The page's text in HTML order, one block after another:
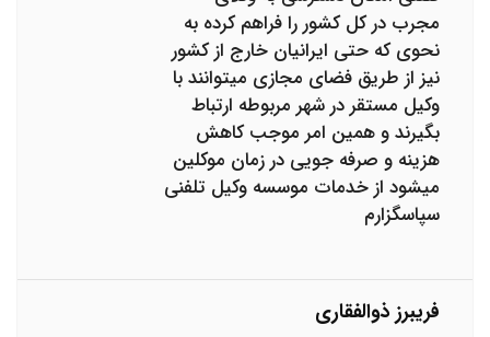
مجرب در کل کشور را فراهم کرده به
نحوی که حتی ایرانیان خارج از کشور
نیز از طریق فضای مجازی میتوانند با
وکیل مستقر در شهر مربوطه ارتباط
بگیرند و همین امر موجب کاهش
هزینه و صرفه جویی در زمان موکلین
میشود از خدمات موسسه وکیل تلفنی
سپاسگزارم
فریبرز ذوالفقاری